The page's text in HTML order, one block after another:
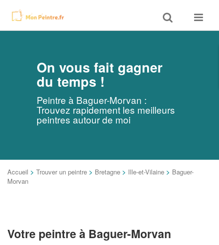
Toggle
search
Toggle
On vous fait gagner
du temps !
Peintre à Baguer-Morvan :
Trouvez rapidement les meilleurs
peintres autour de moi
Accueil > Trouver un peintre > Bretagne > Ille-et-Vilaine > Baguer-
Morvan
Votre peintre à Baguer-Morvan